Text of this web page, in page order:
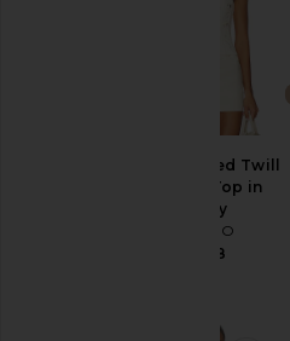
Embellished Twill
Corset Top in
Ivory
GUIZIO
$218